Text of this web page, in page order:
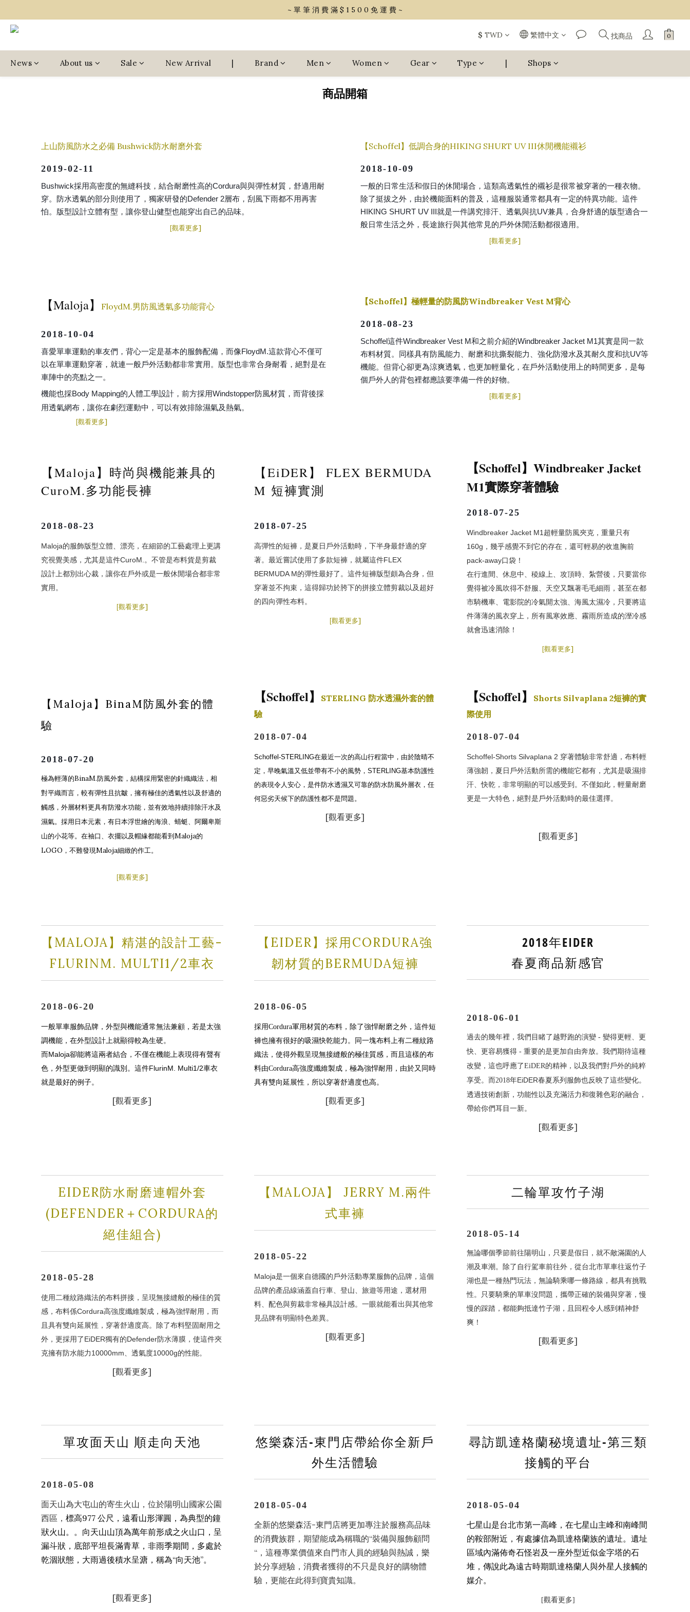
~ 單 筆 消 費 滿 $ 1 5 0 0 免 運 費 ~
~ 單 筆 消 費 滿 $ 1 5 0 0 免 運 費 ~
~ 單 筆 消 費 滿 $ 1 5 0 0 免 運 費 ~
$ TWD 繁體中文 找商品
News About us Sale New Arrival | Brand Men Women Gear Type | Shops
商品開箱
上山防風防水之必備 Bushwick防水耐磨外套
2019-02-11
Bushwick採用高密度的無縫科技，結合耐磨性高的Cordura與與彈性材質，舒適用耐
穿。防水透氣的部分則使用了，獨家研發的Defender 2層布，刮風下雨都不用再害
怕。版型設計立體有型，讓你登山健型也能穿出自己的品味。
[觀看更多]
【Schoffel】低調合身的HIKING SHURT UV III休閒機能襯衫
2018-10-09
一般的日常生活和假日的休閒場合，這類高透氣性的襯衫是很常被穿著的一種衣物。
除了挺拔之外，由於機能面料的普及，這種服裝通常都具有一定的特異功能。這件
HIKING SHURT UV III就是一件講究排汗、透氣與抗UV兼具，合身舒適的版型適合一
般日常生活之外，長途旅行與其他常見的戶外休閒活動都很適用。
[觀看更多]
【Maloja】 FloydM.男防風透氣多功能背心
2018-10-04
喜愛單車運動的車友們，背心一定是基本的服飾配備，而像FloydM.這款背心不僅可
以在單車運動穿著，就連一般戶外活動都非常實用。版型也非常合身耐看，絕對是在
車陣中的亮點之一。
機能也採Body Mapping的人體工學設計，前方採用Windstopper防風材質，而背後採
用透氣網布，讓你在劇烈運動中，可以有效排除濕氣及熱氣。
[觀看更多]
【Schoffel】極輕量的防風防Windbreaker Vest M背心
2018-08-23
Schoffel這件Windbreaker Vest M和之前介紹的Windbreaker Jacket M1其實是同一款
布料材質。同樣具有防風能力、耐磨和抗撕裂能力、強化防潑水及其耐久度和抗UV等
機能。但背心卻更為涼爽透氣，也更加輕量化，在戶外活動使用上的時間更多，是每
個戶外人的背包裡都應該要準備一件的好物。
[觀看更多]
【Maloja】 時尚與機能兼具的
CuroM.多功能長褲
2018-08-23
Maloja的服飾版型立體、漂亮，在細節的工藝處理上更講
究視覺美感，尤其是這件CuroM.。不管是布料貨是剪裁
設計上都別出心裁，讓你在戶外或是一般休閒場合都非常
實用。
[觀看更多]
【EiDER】
FLEX BERMUDA
M 短褲實測
2018-07-25
高彈性的短褲，是夏日戶外活動時，下半身最舒適的穿
著。最近嘗試使用了多款短褲，就屬這件FLEX
BERMUDA M的彈性最好了。這件短褲版型頗為合身，但
穿著並不拘束，這得歸功於胯下的拼接立體剪裁以及超好
的四向彈性布料。
[觀看更多]
【Schoffel】Windbreaker Jacket
M1實際穿著體驗
2018-07-25
Windbreaker Jacket M1超輕量防風夾克，重量只有
160g，幾乎感覺不到它的存在，還可輕易的收進胸前
pack-away口袋！
在行進間、休息中、稜線上、攻頂時、紮營後，只要當你
覺得被冷風吹得不舒服、天空又飄著毛毛細雨，甚至在都
市騎機車、電影院的冷氣開太強、海風太濕冷，只要將這
件薄薄的風衣穿上，所有風寒效應、霧雨所造成的溼冷感
就會迅速消除！
[觀看更多]
【Maloja】BinaM防風外套的體
驗
2018-07-20
極為輕薄的BinaM.防風外套，結構採用緊密的針織織法，相
對平織而言，較有彈性且抗皺，擁有極佳的透氣性以及舒適的
觸感，外層材料更具有防潑水功能，並有效地持續排除汗水及
濕氣。採用日本元素，有日本浮世繪的海浪、蜻蜓、阿爾卑斯
山的小花等。在袖口、衣擺以及帽緣都能看到 Maloja的
LOGO ，不難發現Maloja細緻的作工。
[觀看更多]
【Schoffel】
STERLING 防水透濕外套的體
驗
2018-07-04
Schoffel-STERLING在最近一次的高山行程當中，由於陰晴不
定，早晚氣溫又低並帶有不小的風勢，STERLING基本防護性
的表現令人安心，是件防水透濕又可靠的防水防風外層衣，任
何惡劣天候下的防護性都不是問題。
[觀看更多]
【Schoffel】
Shorts Silvaplana 2短褲的實
際使用
2018-07-04
Schoffel-Shorts Silvaplana 2 穿著體驗非常舒適，布料輕
薄強韌，夏日戶外活動所需的機能它都有，尤其是吸濕排
汗、快乾，非常明顯的可以感受到。不僅如此，輕量耐磨
更是一大特色，絕對是戶外活動時的最佳選擇。
[觀看更多]
【MALOJA】精湛的設計工藝-
FLURINM. MULTI1/2車衣
2018-06-20
一般單車服飾品牌，外型與機能通常無法兼顧，若是太強
調機能，在外型設計上就顯得較為生硬。
而Maloja卻能將這兩者結合，不僅在機能上表現得有聲有
色，外型更做到明顯的識別。這件FlurinM. Multi1/2車衣
就是最好的例子。
[觀看更多]
【EIDER】採用CORDURA強
韌材質的BERMUDA短褲
2018-06-05
採用Cordura軍用材質的布料，除了強悍耐磨之外，這件短
褲也擁有很好的吸濕快乾能力。 同一塊布料上有二種紋路
織法，使得外觀呈現無接縫般的極佳質感，而且這樣的布
料由Cordura高強度纖維製成，極為強悍耐用，由於又同時
具有雙向延展性，所以穿著舒適度也高。
[觀看更多]
2018年EIDER
春夏商品新感官
2018-06-01
過去的幾年裡，我們目睹了越野跑的演變-變得更輕、更
快、更容易獲得 -重要的是更加自由奔放。我們期待這種
改變，這也呼應了EiDER的精神，以及我們對戶外的純粹
享受。而2018年EiDER春夏系列服飾也反映了這些變化。
透過技術創新，功能性以及充滿活力和復雜色彩的融合，
帶給你們耳目一新。
[觀看更多]
EIDER防水耐磨連帽外套
(DEFENDER＋CORDURA的
絕佳組合)
2018-05-28
使用二種紋路織法的布料拼接，呈現無接縫般的極佳的質
感，布料係Cordura高強度纖維製成，極為強悍耐用，而
且具有雙向延展性，穿著舒適度高。除了布料堅固耐用之
外，更採用了EiDER獨有的Defender防水薄膜，使這件夾
克擁有防水能力10000mm、透氣度10000g的性能。
[觀看更多]
【MALOJA】 JERRY M.兩件
式車褲
2018-05-22
Maloja是一個來自德國的戶外活動專業服飾的品牌，這個
品牌的產品線涵蓋自行車、登山、旅遊等用途，選材用
料、配色與剪裁非常極具設計感。一眼就能看出與其他常
見品牌有明顯特色差異。
[觀看更多]
二輪單攻竹子湖
2018-05-14
無論哪個季節前往陽明山，只要是假日，就不敵滿園的人
潮及車潮。
除了自行駕車前往外，從台北市單車往返竹子
湖也是一種熱門玩法，無論騎乘哪一條路線，都具有挑戰
性。只要騎乘的單車沒問題，攜帶正確的裝備與穿著，慢
慢的踩踏，都能夠抵達竹子湖，且回程令人感到精神舒
爽！
[觀看更多]
單攻面天山 順走向天池
2018-05-08
面天山為大屯山的寄生火山，位於陽明山國家公園
西區， 標高977 公尺，遠看山形渾圓，為典型的鐘
狀火山。。向天山山頂為萬年前形成之火山口，呈
漏斗狀，底部平坦長滿青草，非雨季期間，多處於
乾涸狀態，大雨過後積水呈溏，稱為“向天池”。
[觀看更多]
悠樂森活-東門店帶給你全新戶
外生活體驗
2018-05-04
全新的悠樂森活-東門店將更加專注於服務高品味
的消費族群，期望能成為稱職的“裝備與服飾顧問
“，這種專業價值來自門市人員的經驗與熱誠，樂
於分享經驗，消費者獲得的不只是良好的購物體
驗，更能在此得到寶貴知識。
尋訪凱達格蘭秘境遺址-第三類
接觸的平台
2018-05-04
七星山是台北市第一高峰，在七星山主峰和南峰間
的鞍部附近，有處據信為凱達格蘭族的遺址。遺址
區域內滿佈奇石怪岩及一座外型近似金字塔的石
堆，傳說此為遠古時期凱達格蘭人與外星人接觸的
媒介。
[觀看更多]